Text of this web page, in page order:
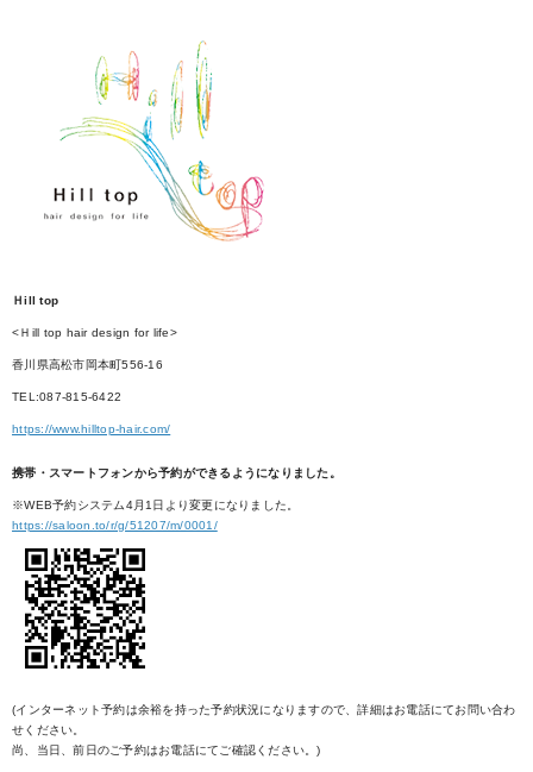
Ｈill top
<Ｈill top hair design for life>
香川県高松市岡本町556-16
TEL:087-815-6422
https://www.hilltop-hair.com/
携帯・スマートフォンから予約ができるようになりました。
※WEB予約システム4月1日より変更になりました。
https://saloon.to/r/g/51207/m/0001/
(インターネット予約は余裕を持った予約状況になりますので、詳細はお電話にてお問い合わ
せください。
尚、当日、前日のご予約はお電話にてご確認ください。)